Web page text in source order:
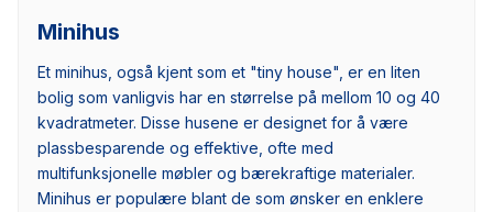
Minihus
Et minihus, også kjent som et "tiny house", er en liten
bolig som vanligvis har en størrelse på mellom 10 og 40
kvadratmeter. Disse husene er designet for å være
plassbesparende og effektive, ofte med
multifunksjonelle møbler og bærekraftige materialer.
Minihus er populære blant de som ønsker en enklere